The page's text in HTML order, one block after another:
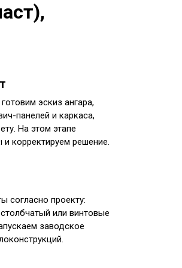
эскиз ангара,
панелей и каркаса,
На этом этапе
корректируем решение.
согласно проекту:
или винтовые
заводское